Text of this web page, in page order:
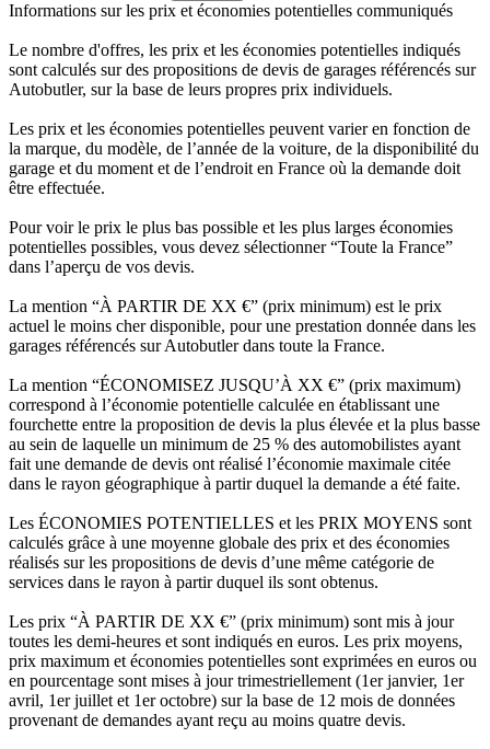
Informations sur les prix et économies potentielles communiqués
Le nombre d'offres, les prix et les économies potentielles indiqués
sont calculés sur des propositions de devis de garages référencés sur
Autobutler, sur la base de leurs propres prix individuels.
Les prix et les économies potentielles peuvent varier en fonction de
la marque, du modèle, de l’année de la voiture, de la disponibilité du
garage et du moment et de l’endroit en France où la demande doit
être effectuée.
Pour voir le prix le plus bas possible et les plus larges économies
potentielles possibles, vous devez sélectionner “Toute la France”
dans l’aperçu de vos devis.
La mention “À PARTIR DE XX €” (prix minimum) est le prix
actuel le moins cher disponible, pour une prestation donnée dans les
garages référencés sur Autobutler dans toute la France.
La mention “ÉCONOMISEZ JUSQU’À XX €” (prix maximum)
correspond à l’économie potentielle calculée en établissant une
fourchette entre la proposition de devis la plus élevée et la plus basse
au sein de laquelle un minimum de 25 % des automobilistes ayant
fait une demande de devis ont réalisé l’économie maximale citée
dans le rayon géographique à partir duquel la demande a été faite.
Les ÉCONOMIES POTENTIELLES et les PRIX MOYENS sont
calculés grâce à une moyenne globale des prix et des économies
réalisés sur les propositions de devis d’une même catégorie de
services dans le rayon à partir duquel ils sont obtenus.
Les prix “À PARTIR DE XX €” (prix minimum) sont mis à jour
toutes les demi-heures et sont indiqués en euros. Les prix moyens,
prix maximum et économies potentielles sont exprimées en euros ou
en pourcentage sont mises à jour trimestriellement (1er janvier, 1er
avril, 1er juillet et 1er octobre) sur la base de 12 mois de données
provenant de demandes ayant reçu au moins quatre devis.